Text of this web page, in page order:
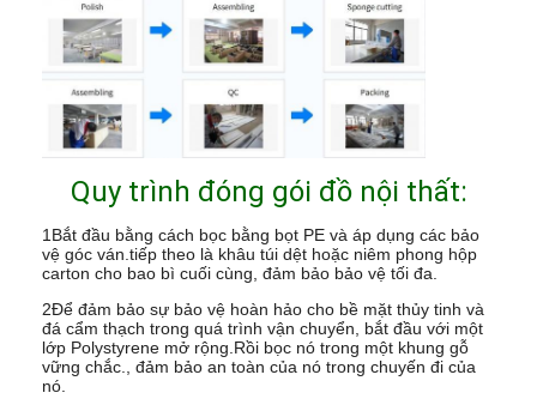
Quy trình đóng gói đồ nội thất:
1Bắt đầu bằng cách bọc bằng bọt PE và áp dụng các bảo
vệ góc ván.tiếp theo là khâu túi dệt hoặc niêm phong hộp
carton cho bao bì cuối cùng, đảm bảo bảo vệ tối đa.
2Để đảm bảo sự bảo vệ hoàn hảo cho bề mặt thủy tinh và
đá cẩm thạch trong quá trình vận chuyển, bắt đầu với một
lớp Polystyrene mở rộng.Rồi bọc nó trong một khung gỗ
vững chắc., đảm bảo an toàn của nó trong chuyến đi của
nó.